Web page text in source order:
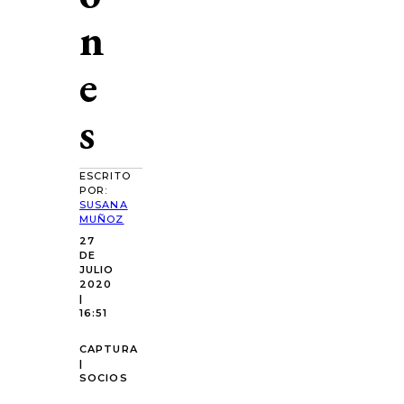
n
e
s
ESCRITO
POR:
SUSANA
MUÑOZ
27
DE
JULIO
2020
|
16:51
CAPTURA
|
SOCIOS